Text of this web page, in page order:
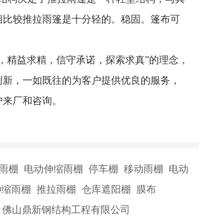
较推拉雨篷是十分轻的。稳固。篷布可
精益求精，信守承诺，探索求真”的理念，
，一如既往的为客户提供优良的服务，
厂和咨询。
棚 电动伸缩雨棚 停车棚 移动雨棚 电动
雨棚 推拉雨棚 仓库遮阳棚 膜布
山鼎新钢结构工程有限公司